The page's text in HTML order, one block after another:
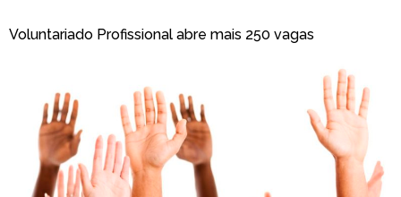
Voluntariado Profissional abre mais 250 vagas